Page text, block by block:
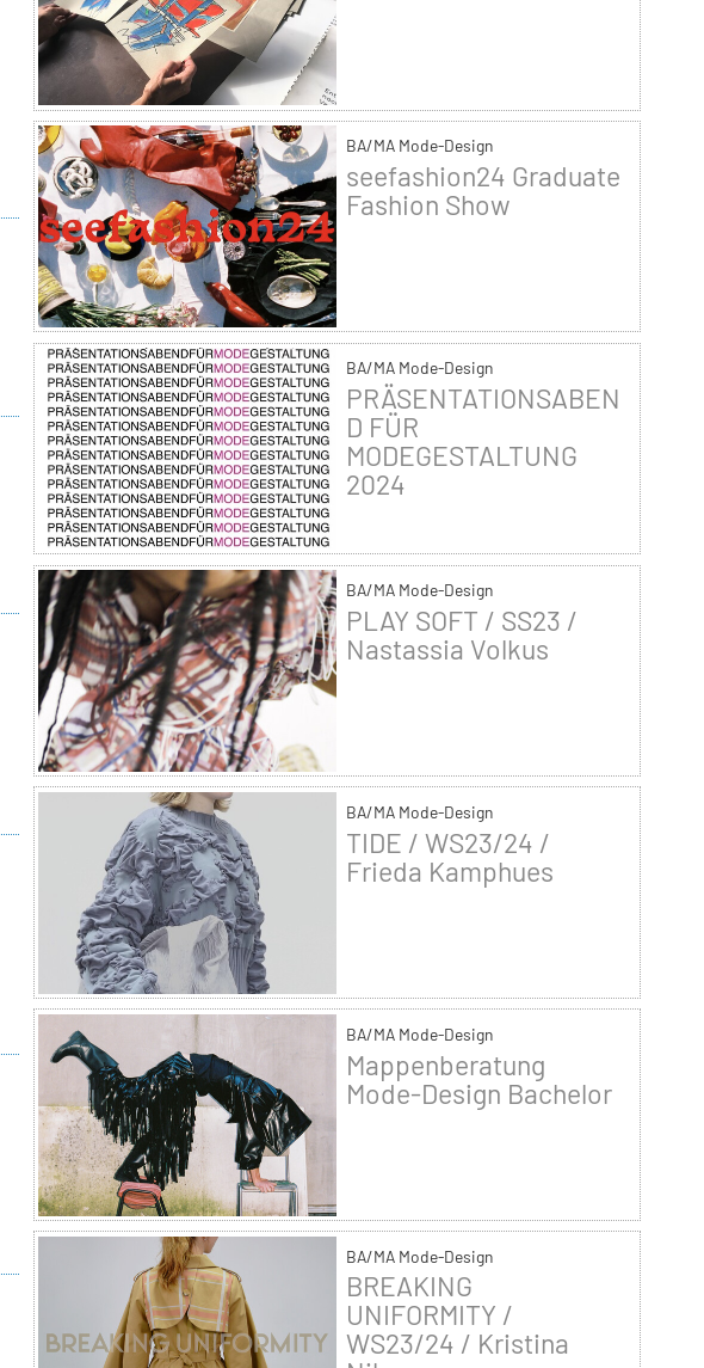
BA/MA Mode-Design
seefashion24 Graduate
Fashion Show
BA/MA Mode-Design
PRÄSENTATIONSABEN
D FÜR
MODEGESTALTUNG
2024
BA/MA Mode-Design
PLAY SOFT / SS23 /
Nastassia Volkus
BA/MA Mode-Design
TIDE / WS23/24 /
Frieda Kamphues
BA/MA Mode-Design
Mappenberatung
Mode-Design Bachelor
BA/MA Mode-Design
BREAKING
UNIFORMITY /
WS23/24 / Kristina